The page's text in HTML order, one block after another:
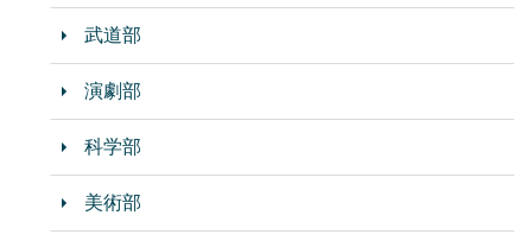
武道部
演劇部
科学部
美術部